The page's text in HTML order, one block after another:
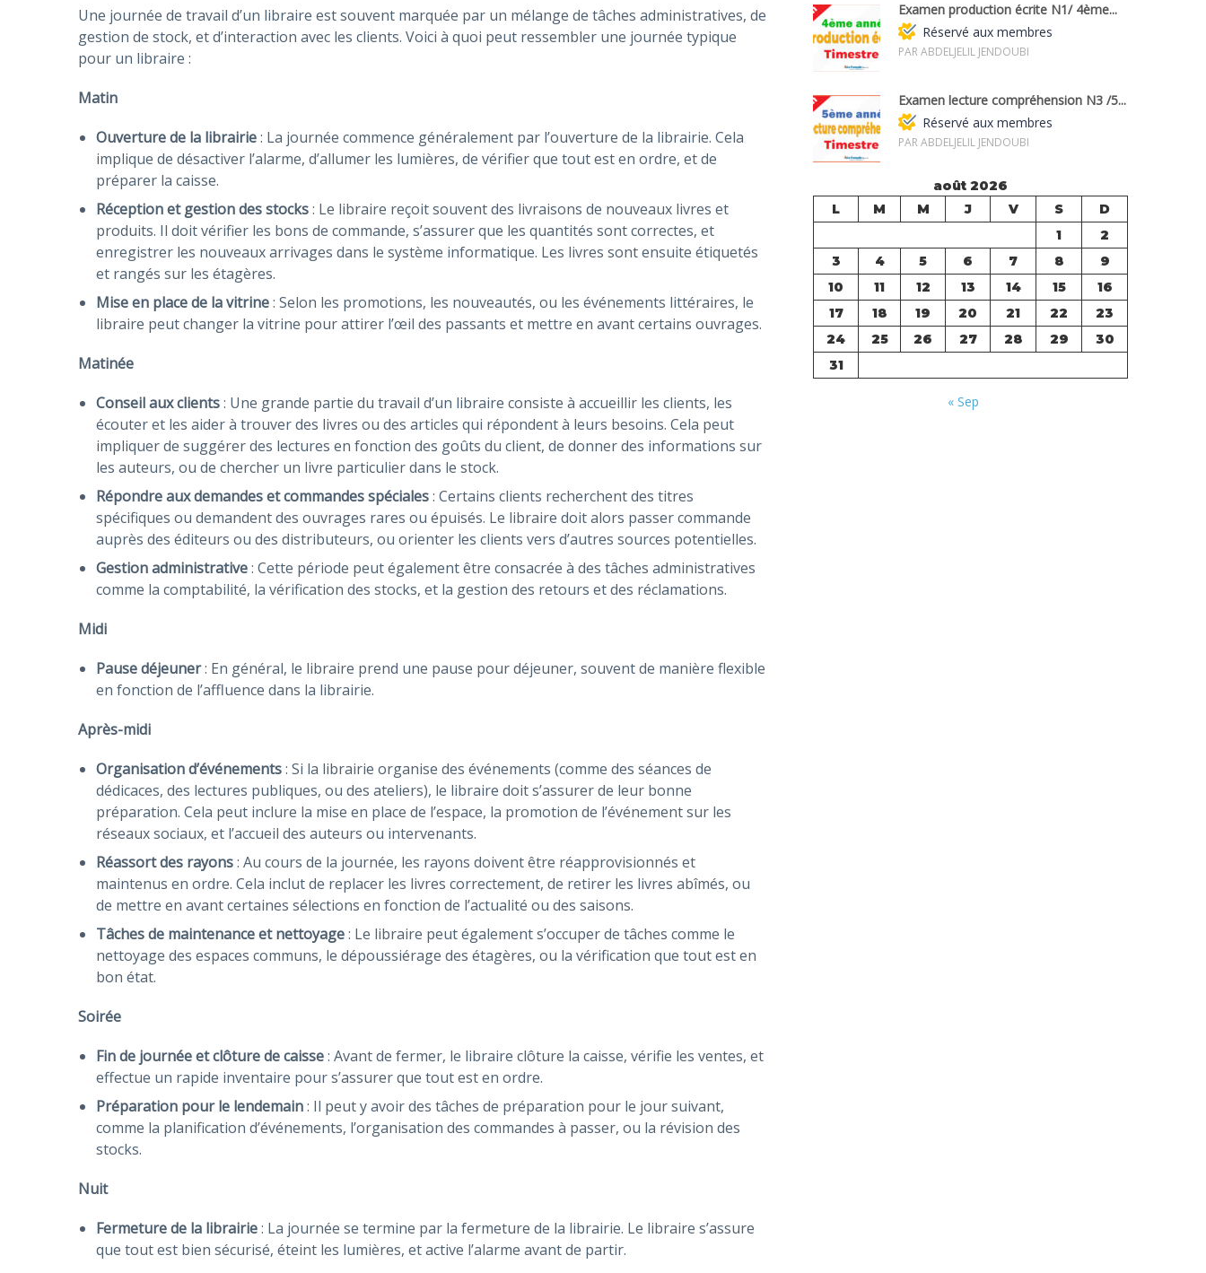
Une journée de travail d’un libraire est souvent marquée par un mélange de tâches administratives, de
gestion de stock, et d’interaction avec les clients. Voici à quoi peut ressembler une journée typique
pour un libraire :
Matin
Ouverture de la librairie: La journée commence généralement par l’ouverture de la librairie. Cela
implique de désactiver l’alarme, d’allumer les lumières, de vérifier que tout est en ordre, et de
préparer la caisse.
Réception et gestion des stocks: Le libraire reçoit souvent des livraisons de nouveaux livres et
produits. Il doit vérifier les bons de commande, s’assurer que les quantités sont correctes, et
enregistrer les nouveaux arrivages dans le système informatique. Les livres sont ensuite étiquetés
et rangés sur les étagères.
Mise en place de la vitrine: Selon les promotions, les nouveautés, ou les événements littéraires, le
libraire peut changer la vitrine pour attirer l’œil des passants et mettre en avant certains ouvrages.
Matinée
Conseil aux clients: Une grande partie du travail d’un libraire consiste à accueillir les clients, les
écouter et les aider à trouver des livres ou des articles qui répondent à leurs besoins. Cela peut
impliquer de suggérer des lectures en fonction des goûts du client, de donner des informations sur
les auteurs, ou de chercher un livre particulier dans le stock.
Répondre aux demandes et commandes spéciales: Certains clients recherchent des titres
spécifiques ou demandent des ouvrages rares ou épuisés. Le libraire doit alors passer commande
auprès des éditeurs ou des distributeurs, ou orienter les clients vers d’autres sources potentielles.
Gestion administrative: Cette période peut également être consacrée à des tâches administratives
comme la comptabilité, la vérification des stocks, et la gestion des retours et des réclamations.
Midi
Pause déjeuner: En général, le libraire prend une pause pour déjeuner, souvent de manière flexible
en fonction de l’affluence dans la librairie.
Après-midi
Organisation d’événements: Si la librairie organise des événements (comme des séances de
dédicaces, des lectures publiques, ou des ateliers), le libraire doit s’assurer de leur bonne
préparation. Cela peut inclure la mise en place de l’espace, la promotion de l’événement sur les
réseaux sociaux, et l’accueil des auteurs ou intervenants.
Réassort des rayons: Au cours de la journée, les rayons doivent être réapprovisionnés et
maintenus en ordre. Cela inclut de replacer les livres correctement, de retirer les livres abîmés, ou
de mettre en avant certaines sélections en fonction de l’actualité ou des saisons.
Tâches de maintenance et nettoyage: Le libraire peut également s’occuper de tâches comme le
nettoyage des espaces communs, le dépoussiérage des étagères, ou la vérification que tout est en
bon état.
Soirée
Fin de journée et clôture de caisse: Avant de fermer, le libraire clôture la caisse, vérifie les ventes, et
effectue un rapide inventaire pour s’assurer que tout est en ordre.
Préparation pour le lendemain: Il peut y avoir des tâches de préparation pour le jour suivant,
comme la planification d’événements, l’organisation des commandes à passer, ou la révision des
stocks.
Nuit
Fermeture de la librairie: La journée se termine par la fermeture de la librairie. Le libraire s’assure
que tout est bien sécurisé, éteint les lumières, et active l’alarme avant de partir.
Examen production écrite N1/ 4ème...
Réservé aux membres
PAR ABDELJELIL JENDOUBI
Examen lecture compréhension N3 /5...
Réservé aux membres
PAR ABDELJELIL JENDOUBI
août 2026
L
M M J V S
D
1
2
3
4 5 6 7 8
9
10
11 12 13 14 15
16
17
18 19 20 21 22
23
24
25 26 27 28 29
30
31
« Sep